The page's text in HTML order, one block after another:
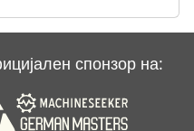
спонзор на: